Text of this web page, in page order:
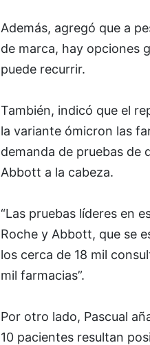
Además, agregó que a
de marca, hay opciones
puede recurrir.
También, indicó que el
la variante ómicron las
demanda de pruebas de
Abbott a la cabeza.
“Las pruebas líderes en
Roche y Abbott, que se
los cerca de 18 mil
mil farmacias”.
Por otro lado, Pascual
10 pacientes resultan